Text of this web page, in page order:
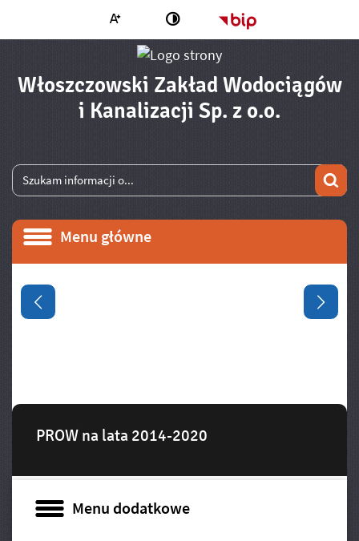
Większa czcionkaZmień kontrast Strona główna
Włoszczowski Zakład Wodociągów
i Kanalizacji Sp. z o.o. -
Wyszukiwarka
Wyszukiwana fraza
Menu główne
Menu główne
Informacje
PROW na lata 2014-2020
Poprzedni slajd
Menu dodatkowe
Menu dodatkowe